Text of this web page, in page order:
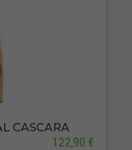
CASCARA
122,90 €